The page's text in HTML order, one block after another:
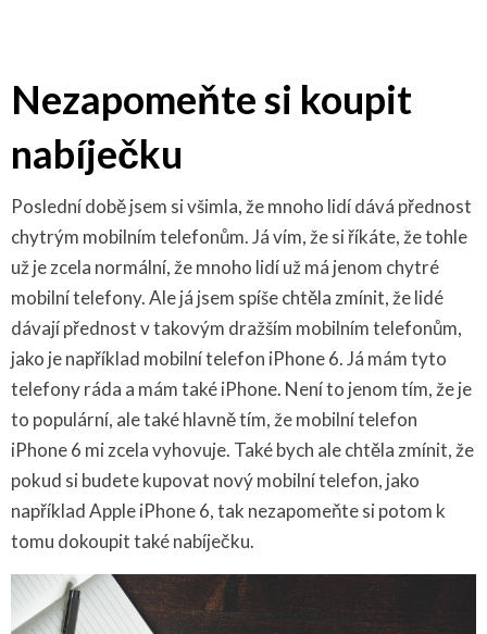
Nezapomeňte si koupit
nabíječku
Poslední době jsem si všimla, že mnoho lidí dává přednost
chytrým mobilním telefonům. Já vím, že si říkáte, že tohle
už je zcela normální, že mnoho lidí už má jenom chytré
mobilní telefony. Ale já jsem spíše chtěla zmínit, že lidé
dávají přednost v takovým dražším mobilním telefonům,
jako je například mobilní telefon iPhone 6. Já mám tyto
telefony ráda a mám také iPhone. Není to jenom tím, že je
to populární, ale také hlavně tím, že mobilní telefon
iPhone 6 mi zcela vyhovuje. Také bych ale chtěla zmínit, že
pokud si budete kupovat nový mobilní telefon, jako
například Apple iPhone 6, tak nezapomeňte si potom k
tomu dokoupit také nabíječku.